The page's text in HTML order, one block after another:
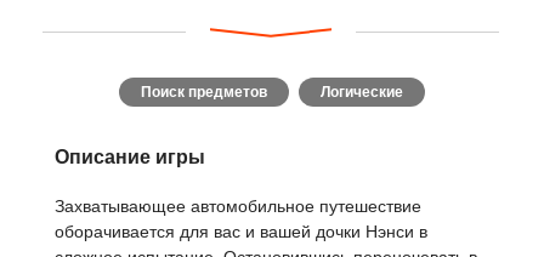
Поиск предметов Логические
Описание игры
Захватывающее автомобильное путешествие
оборачивается для вас и вашей дочки Нэнси в